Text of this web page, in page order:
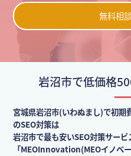
無料相
岩沼市で低価格
宮城県岩沼市(いわぬまし)で初
のSEO対策は
岩沼市で最も安いSEO対策サー
「MEOInnovation(MEOイノベー